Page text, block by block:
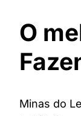
O
Minas do